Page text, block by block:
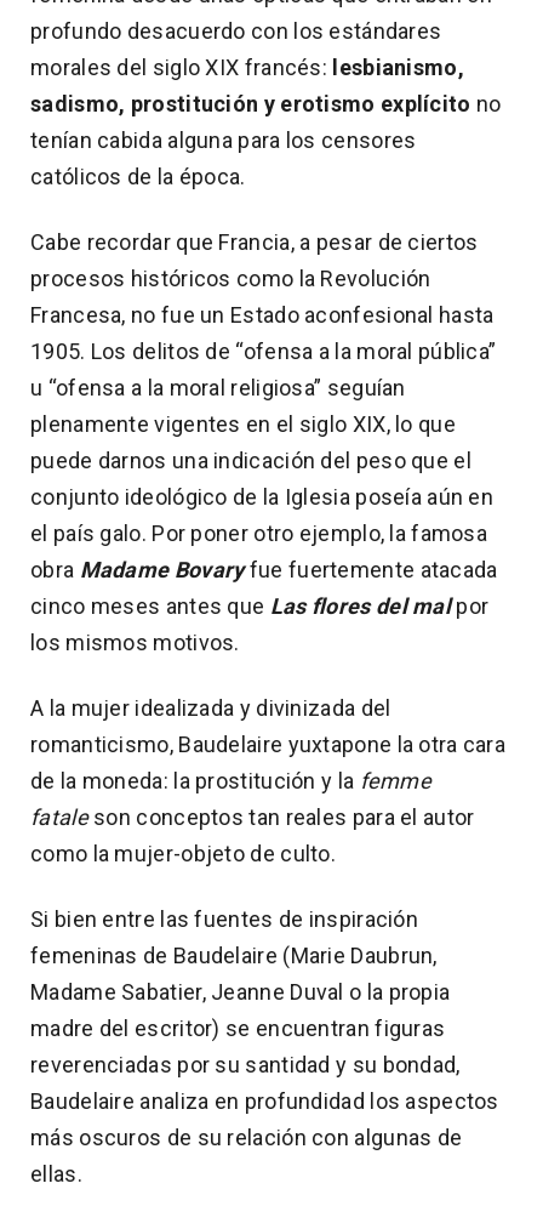
profundo desacuerdo con los estándares
morales del siglo XIX francés: lesbianismo,
sadismo, prostitución y erotismo explícito no
tenían cabida alguna para los censores
católicos de la época.
Cabe recordar que Francia, a pesar de ciertos
procesos históricos como la Revolución
Francesa, no fue un Estado aconfesional hasta
1905. Los delitos de “ofensa a la moral pública”
u “ofensa a la moral religiosa” seguían
plenamente vigentes en el siglo XIX, lo que
puede darnos una indicación del peso que el
conjunto ideológico de la Iglesia poseía aún en
el país galo. Por poner otro ejemplo, la famosa
obra Madame Bovaryfue fuertemente atacada
cinco meses antes que Las flores del malpor
los mismos motivos.
A la mujer idealizada y divinizada del
romanticismo, Baudelaire yuxtapone la otra cara
de la moneda: la prostitución y la femme
fataleson conceptos tan reales para el autor
como la mujer-objeto de culto.
Si bien entre las fuentes de inspiración
femeninas de Baudelaire (Marie Daubrun,
Madame Sabatier, Jeanne Duval o la propia
madre del escritor) se encuentran figuras
reverenciadas por su santidad y su bondad,
Baudelaire analiza en profundidad los aspectos
más oscuros de su relación con algunas de
ellas.